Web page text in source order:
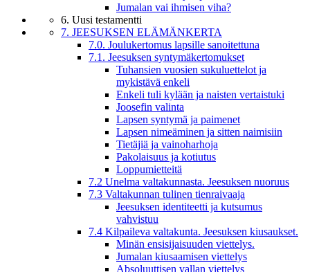
Jumalan vai ihmisen viha?
6. Uusi testamentti
7. JEESUKSEN ELÄMÄNKERTA
7.0. Joulukertomus lapsille sanoitettuna
7.1. Jeesuksen syntymäkertomukset
Tuhansien vuosien sukuluettelot ja
mykistävä enkeli
Enkeli tuli kylään ja naisten vertaistuki
Joosefin valinta
Lapsen syntymä ja paimenet
Lapsen nimeäminen ja sitten naimisiin
Tietäjiä ja vainoharhoja
Pakolaisuus ja kotiutus
Loppumietteitä
7.2 Unelma valtakunnasta. Jeesuksen nuoruus
7.3 Valtakunnan tulinen tienraivaaja
Jeesuksen identiteetti ja kutsumus
vahvistuu
7.4 Kilpaileva valtakunta. Jeesuksen kiusaukset.
Minän ensisijaisuuden viettelys.
Jumalan kiusaamisen viettelys
Absoluuttisen vallan viettelys